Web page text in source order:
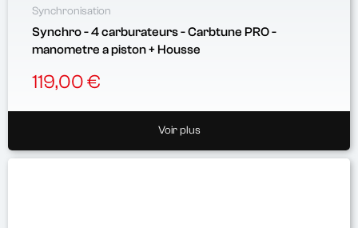
Synchronisation
Synchro - 4 carburateurs - Carbtune PRO -
manometre a piston + Housse
119,00 €
Voir plus